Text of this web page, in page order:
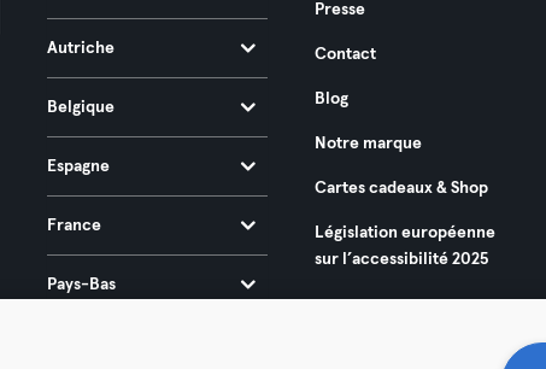
Autriche
Belgique
Espagne
France
Pays-Bas
Presse
Contact
Blog
Notre marque
Cartes cadeaux & Shop
Législation européenne
sur l’accessibilité 2025